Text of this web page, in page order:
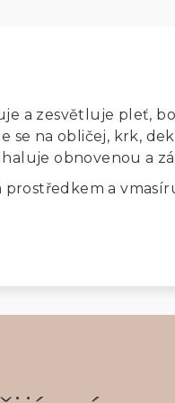
a zesvětluje pleť,
se na obličej, krk,
obnovenou a
prostředkem a